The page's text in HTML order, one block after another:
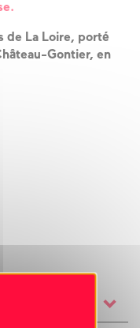
de La Loire, porté
Gontier, en